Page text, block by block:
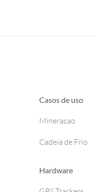
Casos de uso
Mineracao
Cadeia de Frio
Hardware